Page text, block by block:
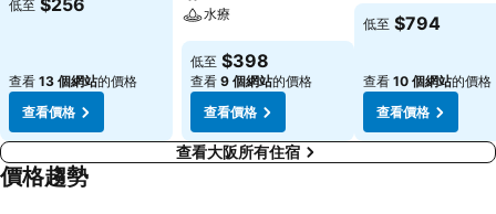
低至 $256
查看 13 個網站的價格
查看價格
水療
低至 $398
查看 9 個網站的價格
查看價格
低至 $794
查看 10 個網站的價格
查看價格
查看大阪所有住宿
價格趨勢